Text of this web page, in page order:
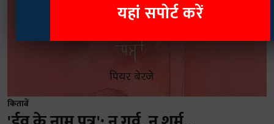
किताबें
यहां सपोर्ट करें